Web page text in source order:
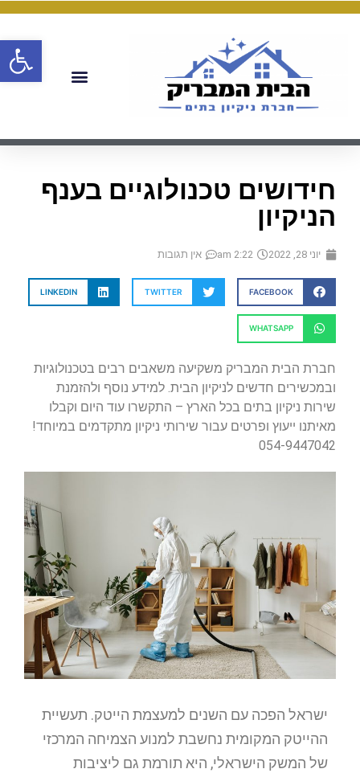
חידושים טכנולוגיים בענף
הניקיון
יוני 28, 2022 2:22 am אין תגובות
FACEBOOK
TWITTER
LINKEDIN
WHATSAPP
חברת הבית המבריק משקיעה משאבים רבים בטכנולוגיות
ובמכשירים חדשים לניקיון הבית. למידע נוסף ולהזמנת
שירות ניקיון בתים בכל הארץ – התקשרו עוד היום וקבלו
מאיתנו ייעוץ ופרטים עבור שירותי ניקיון מתקדמים במיוחד!
054-9447042
ישראל הפכה עם השנים למעצמת הייטק. תעשיית
ההייטק המקומית נחשבת למנוע הצמיחה המרכזי
של המשק הישראלי, היא תורמת גם ליציבות